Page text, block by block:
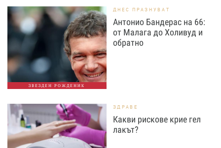
ЗВЕЗДЕН РОЖДЕНИК
ДНЕС ПРАЗНУВАТ
Антонио Бандерас на 66:
от Малага до Холивуд и
обратно
ЗДРАВЕ
Какви рискове крие гел
лакът?